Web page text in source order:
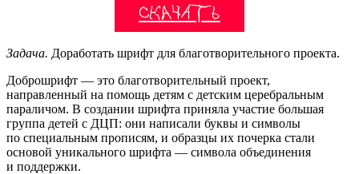
Скачать
Задача. Доработать шрифт для благотворительного проекта.
Доброшрифт — это благотворительный проект,
направленный на помощь детям с детским церебральным
параличом. В создании шрифта приняла участие большая
группа детей с ДЦП: они написали буквы и символы
по специальным прописям, и образцы их почерка стали
основой уникального шрифта — символа объединения
и поддержки.